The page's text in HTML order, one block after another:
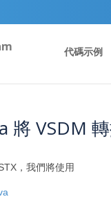
代碼示例
將 VSDM
，我們將使用